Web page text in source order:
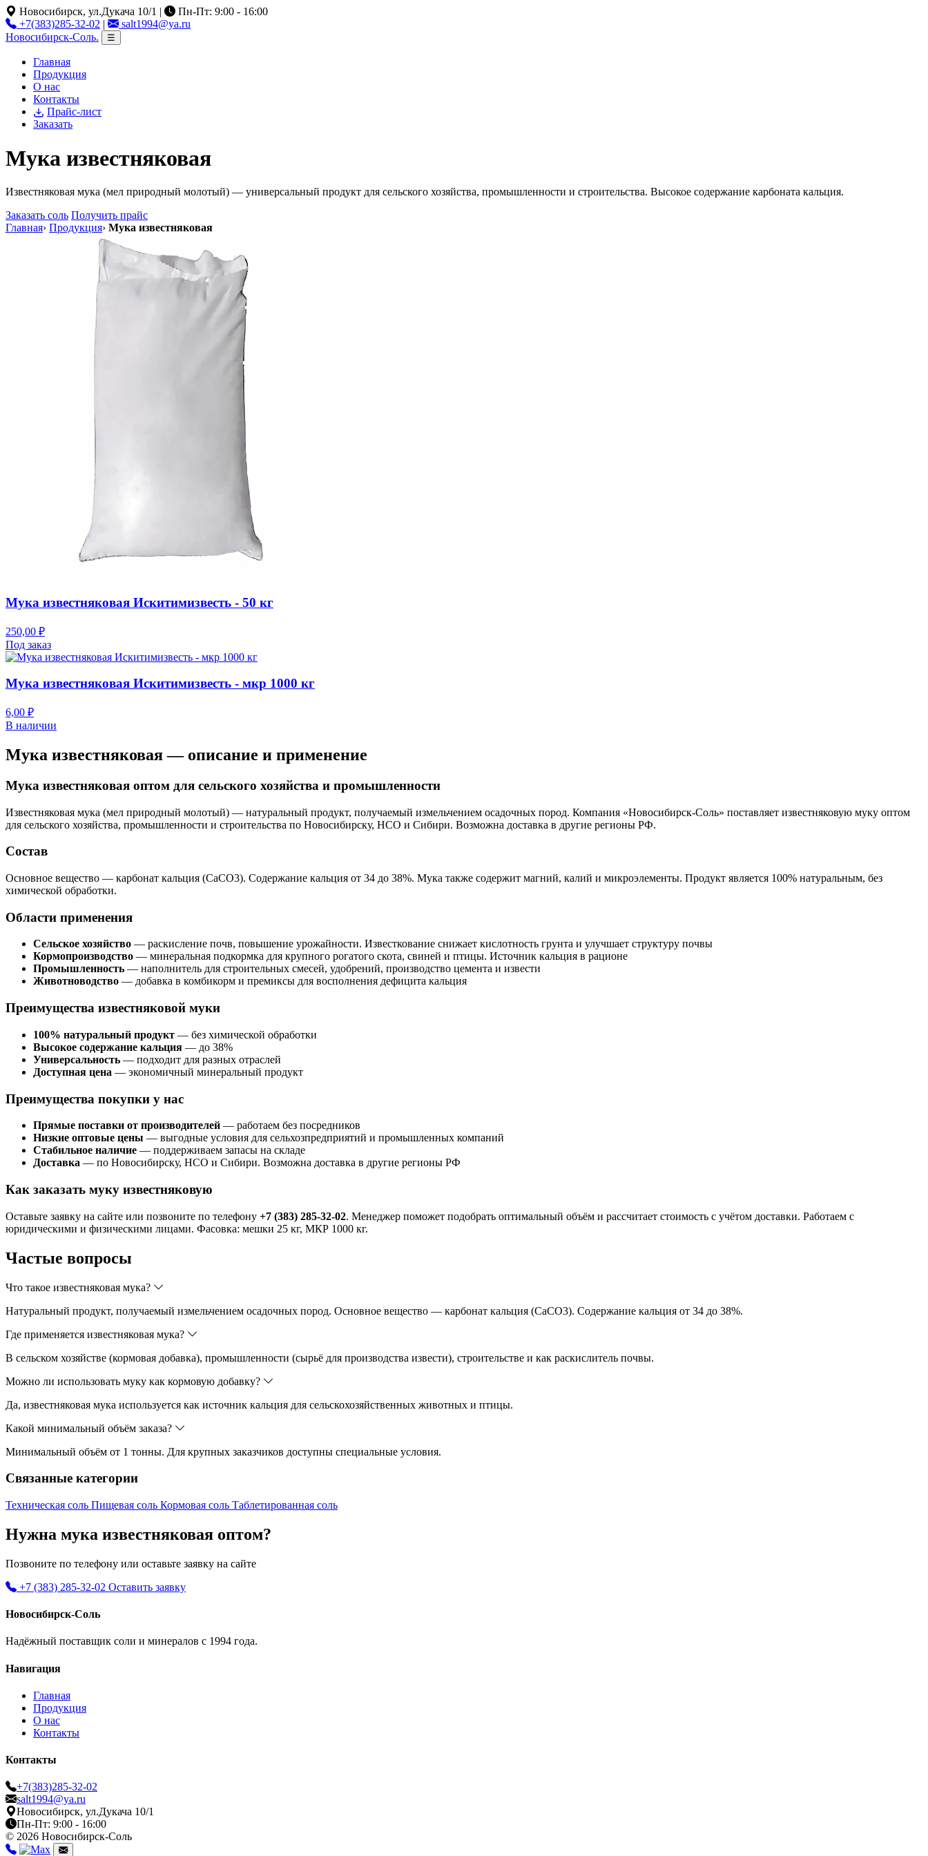
Новосибирск, ул.Дукача 10/1 |
Пн-Пт: 9:00 - 16:00
+7(383)285-32-02 |
salt1994@ya.ru
Новосибирск-Соль. ☰
Главная
Продукция
О нас
Контакты
Прайс-лист
Заказать
Мука известняковая
Известняковая мука (мел природный молотый) — универсальный продукт для сельского хозяйства, промышленности и строительства. Высокое содержание карбоната кальция.
Заказать соль Получить прайс
Главная› Продукция› Мука известняковая
Мука известняковая Искитимизвесть - 50 кг
250,00 ₽
Под заказ
Мука известняковая Искитимизвесть - мкр 1000 кг
6,00 ₽
В наличии
Мука известняковая — описание и применение
Мука известняковая оптом для сельского хозяйства и промышленности
Известняковая мука (мел природный молотый) — натуральный продукт, получаемый измельчением осадочных пород. Компания «Новосибирск-Соль» поставляет известняковую муку оптом
для сельского хозяйства, промышленности и строительства по Новосибирску, НСО и Сибири. Возможна доставка в другие регионы РФ.
Состав
Основное вещество — карбонат кальция (CaCO3). Содержание кальция от 34 до 38%. Мука также содержит магний, калий и микроэлементы. Продукт является 100% натуральным, без
химической обработки.
Области применения
Сельское хозяйство — раскисление почв, повышение урожайности. Известкование снижает кислотность грунта и улучшает структуру почвы
Кормопроизводство — минеральная подкормка для крупного рогатого скота, свиней и птицы. Источник кальция в рационе
Промышленность — наполнитель для строительных смесей, удобрений, производство цемента и извести
Животноводство — добавка в комбикорм и премиксы для восполнения дефицита кальция
Преимущества известняковой муки
100% натуральный продукт — без химической обработки
Высокое содержание кальция — до 38%
Универсальность — подходит для разных отраслей
Доступная цена — экономичный минеральный продукт
Преимущества покупки у нас
Прямые поставки от производителей — работаем без посредников
Низкие оптовые цены — выгодные условия для сельхозпредприятий и промышленных компаний
Стабильное наличие — поддерживаем запасы на складе
Доставка — по Новосибирску, НСО и Сибири. Возможна доставка в другие регионы РФ
Как заказать муку известняковую
Оставьте заявку на сайте или позвоните по телефону +7 (383) 285-32-02. Менеджер поможет подобрать оптимальный объём и рассчитает стоимость с учётом доставки. Работаем с
юридическими и физическими лицами. Фасовка: мешки 25 кг, МКР 1000 кг.
Частые вопросы
Что такое известняковая мука?
Натуральный продукт, получаемый измельчением осадочных пород. Основное вещество — карбонат кальция (CaCO3). Содержание кальция от 34 до 38%.
Где применяется известняковая мука?
В сельском хозяйстве (кормовая добавка), промышленности (сырьё для производства извести), строительстве и как раскислитель почвы.
Можно ли использовать муку как кормовую добавку?
Да, известняковая мука используется как источник кальция для сельскохозяйственных животных и птицы.
Какой минимальный объём заказа?
Минимальный объём от 1 тонны. Для крупных заказчиков доступны специальные условия.
Связанные категории
Техническая соль Пищевая соль Кормовая соль Таблетированная соль
Нужна мука известняковая оптом?
Позвоните по телефону или оставьте заявку на сайте
+7 (383) 285-32-02 Оставить заявку
Новосибирск-Соль
Надёжный поставщик соли и минералов с 1994 года.
Навигация
Главная
Продукция
О нас
Контакты
Контакты
+7(383)285-32-02
salt1994@ya.ru
Новосибирск, ул.Дукача 10/1
Пн-Пт: 9:00 - 16:00
© 2026 Новосибирск-Соль